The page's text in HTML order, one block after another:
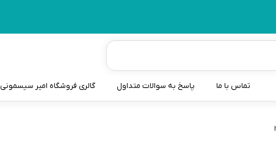
تماس با ما پاسخ به سوالات متداول گالری فروشگاه امیر سیسمونی